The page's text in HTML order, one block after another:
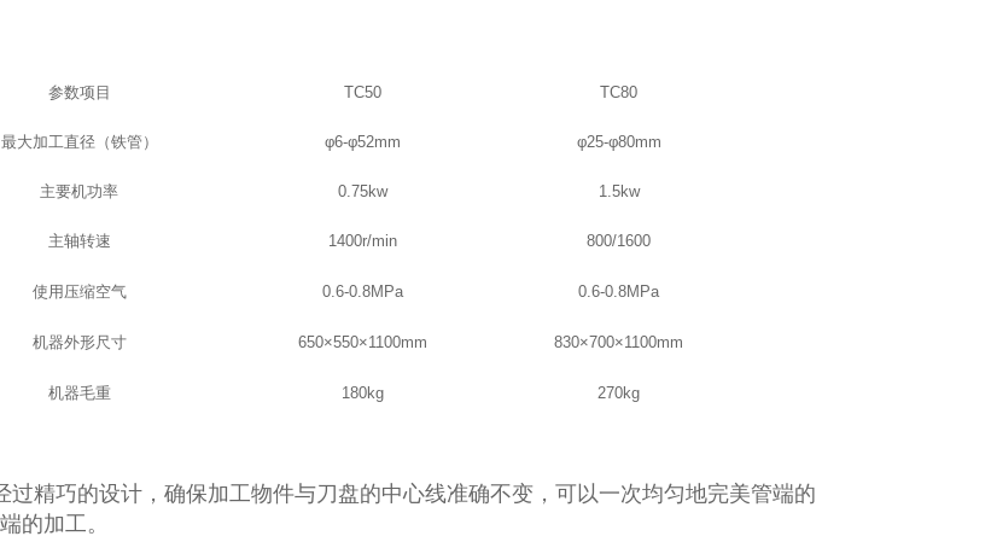
参数项目 TC50 TC80
最大加工直径（铁管） φ6-φ52mm φ25-φ80mm
主要机功率 0.75kw 1.5kw
主轴转速 1400r/min 800/1600
使用压缩空气 0.6-0.8MPa 0.6-0.8MPa
机器外形尺寸 650×550×1100mm 830×700×1100mm
机器毛重 180kg 270kg
过精巧的设计，确保加工物件与刀盘的中心线准确不变，可以一次均匀地完美管端的
的加工。